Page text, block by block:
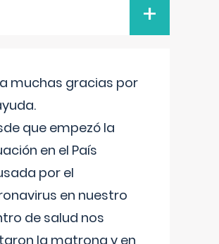
+
muchas gracias por
que empezó la
en el País
por el
en nuestro
de salud nos
la matrona y en